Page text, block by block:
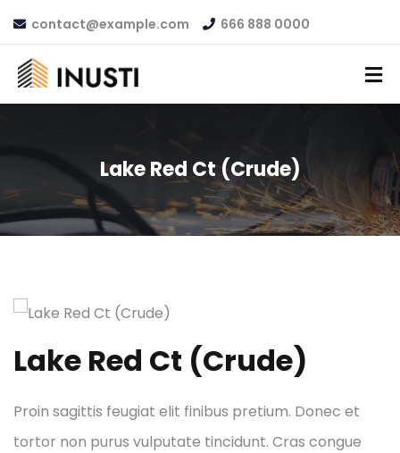
contact@example.com 666 888 0000
Lake Red Ct (Crude)
Lake Red Ct (Crude)
Proin sagittis feugiat elit finibus pretium. Donec et
tortor non purus vulputate tincidunt. Cras congue